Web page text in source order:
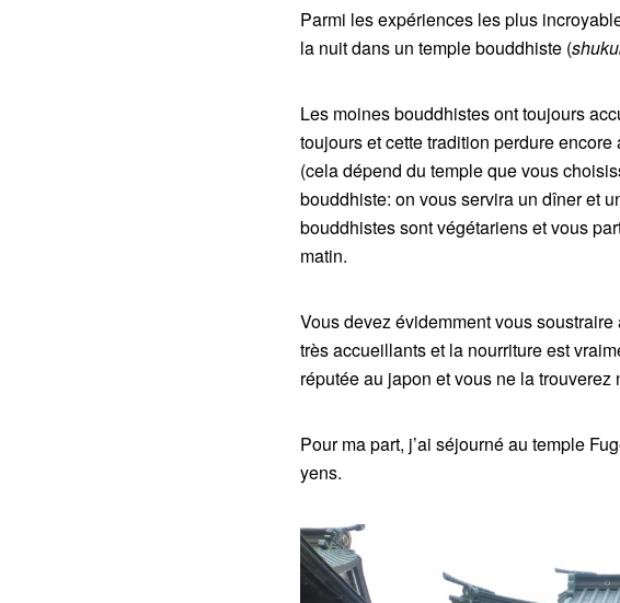
Parmi les expériences les plus
la nuit dans un temple bouddhiste (
Les moines bouddhistes ont toujours
toujours et cette tradition perdure
(cela dépend du temple que vous
bouddhiste: on vous servira un dîner et
bouddhistes sont végétariens et vous
matin.
Vous devez évidemment vous
très accueillants et la nourriture est
réputée au japon et vous ne la
Pour ma part, j’ai séjourné au temple
yens.